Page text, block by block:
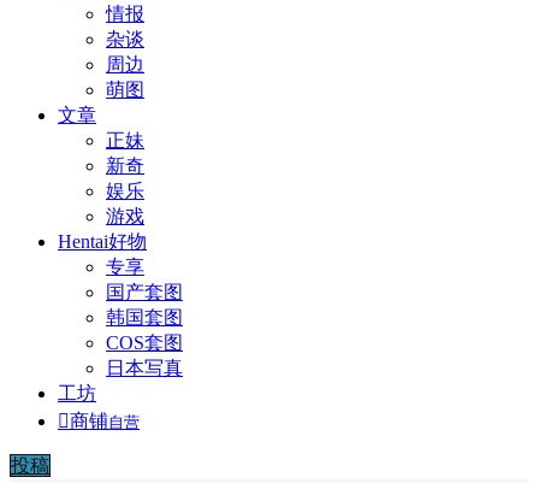
情报
杂谈
周边
萌图
文章
正妹
新奇
娱乐
游戏
Hentai好物
专享
国产套图
韩国套图
COS套图
日本写真
工坊
商铺自营
投稿